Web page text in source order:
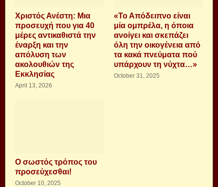
Χριστός Ανέστη: Μια
προσευχή που για 40
μέρες αντικαθιστά την
έναρξη και την
απόλυση των
ακολουθιών της
Εκκλησίας
April 13, 2026
«Το Απόδειπνο είναι
μία ομπρέλα, η όποια
ανοίγει και σκεπάζει
όλη την οικογένεια από
τα κακά πνεύματα πού
υπάρχουν τη νύχτα…»
October 31, 2025
Ο σωστός τρόπος του
προσεύχεσθαι!
October 10, 2025